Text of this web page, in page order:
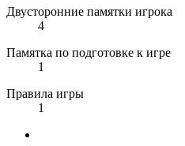
Двусторонние памятки игрока
4
Памятка по подготовке к игре
1
Правила игры
1